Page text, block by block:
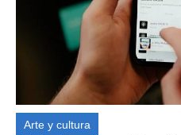
Arte y cultura